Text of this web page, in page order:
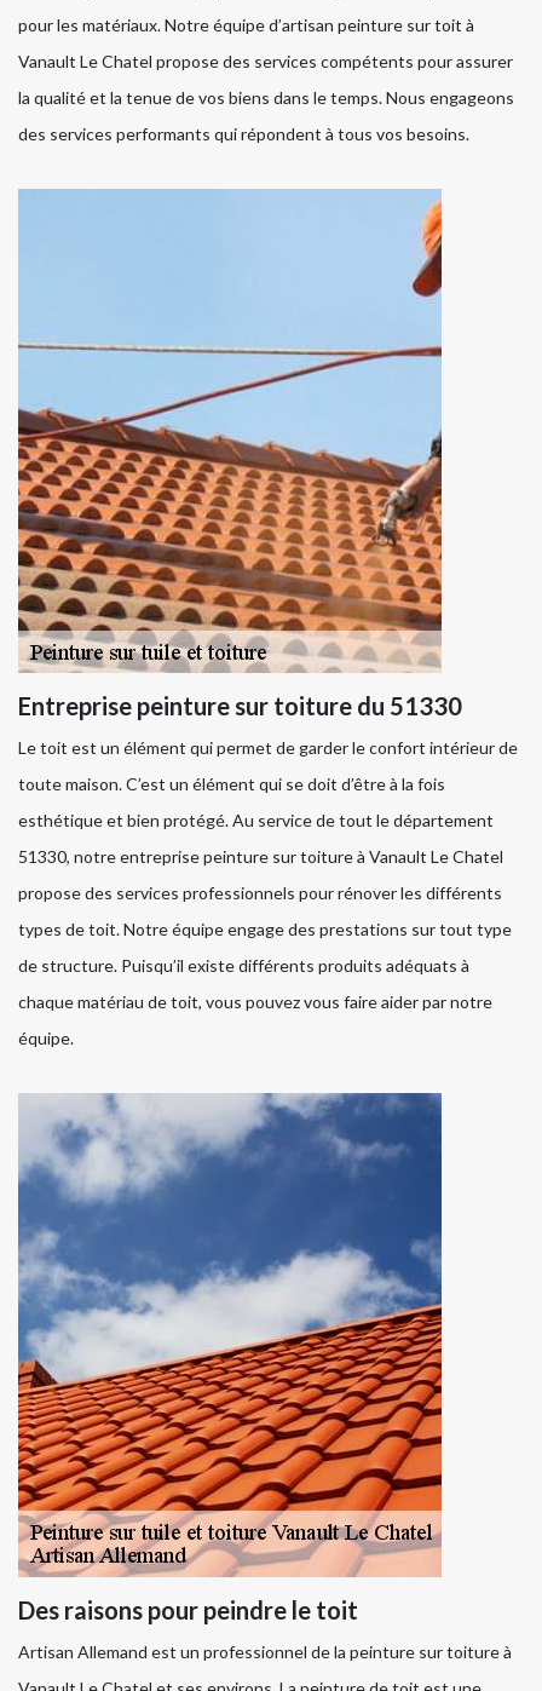
pour les matériaux. Notre équipe d’artisan peinture sur toit à
Vanault Le Chatel propose des services compétents pour assurer
la qualité et la tenue de vos biens dans le temps. Nous engageons
des services performants qui répondent à tous vos besoins.
Entreprise peinture sur toiture du 51330
Le toit est un élément qui permet de garder le confort intérieur de
toute maison. C’est un élément qui se doit d’être à la fois
esthétique et bien protégé. Au service de tout le département
51330, notre entreprise peinture sur toiture à Vanault Le Chatel
propose des services professionnels pour rénover les différents
types de toit. Notre équipe engage des prestations sur tout type
de structure. Puisqu’il existe différents produits adéquats à
chaque matériau de toit, vous pouvez vous faire aider par notre
équipe.
Des raisons pour peindre le toit
Artisan Allemand est un professionnel de la peinture sur toiture à